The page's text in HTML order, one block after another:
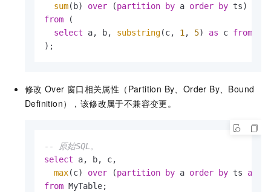
sum(b) over (partition by a order by
from (
select a, b, substring(c, 1, 5) as c from
);
修改 Over 窗口相关属性（Partition By、Order By、Bound
Definition），该修改属于不兼容变更。
-- 原始SQL。
select a, b, c,
max(c) over (partition by a order by ts asc
from MyTable;